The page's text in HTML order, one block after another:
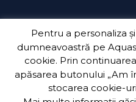
Copyright 2018 Aquatim S.A.
Pentru a personaliza
dumneavoastră pe
cookie. Prin
apăsarea butonului „Am
stocarea cookie-